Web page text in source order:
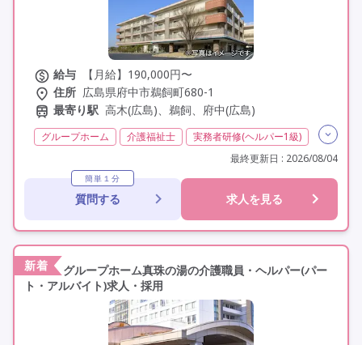
給与
【月給】190,000円〜
住所 広島県府中市鵜飼町680-1
最寄り駅 高木(広島)、鵜飼、府中(広島)
グループホーム 介護福祉士
実務者研修(ヘルパー1級)
残業月20時間以内
残業ほぼなし
常勤 非常勤
社会保険完備
交通費支給
学歴不問
定年60歳以上
最終更新日 : 2026/08/04
簡単１分
質問する 求人を見る
新着
グループホーム真珠の湯の介護職員・ヘルパー(パー
ト・アルバイト)求人・採用